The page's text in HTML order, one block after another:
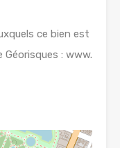
ce bien est
: www.